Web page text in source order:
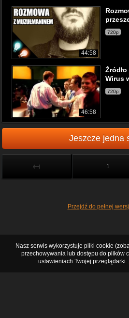
44:58
720p
46:58
Wirus
720p
Jeszcze jedna
↤ 1
Przejdź do pełnej
Nasz serwis wykorzystuje pliki cookie
przechowywania lub dostępu do plików
ustawieniach Twojej przeglądarki.